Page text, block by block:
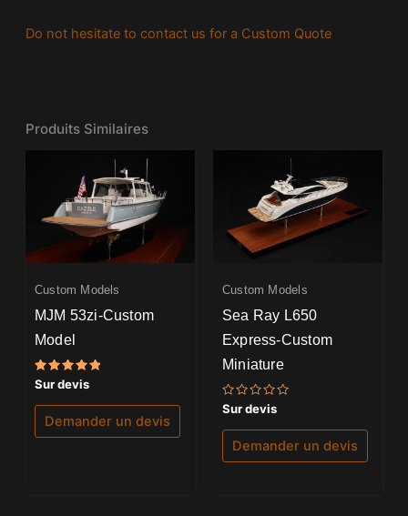
Do not hesitate to contact us for a Custom Quote
Produits Similaires
Custom Models
MJM 53zi-Custom
Model
Note
5.00
sur 5
Sur devis
Demander un devis
Custom Models
Sea Ray L650
Express-Custom
Miniature
Note
0
sur
Sur devis
Demander un devis